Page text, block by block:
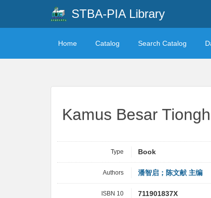
STBA-PIA Library
Home Catalog Search Catalog
Kamus Besar
Type Book
Authors 潘智启；陈文献 主编
ISBN 10 711901837X